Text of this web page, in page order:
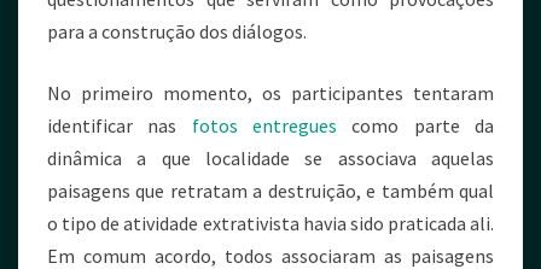
para a construção dos diálogos.
No primeiro momento, os participantes tentaram
identificar nas fotos entregues como parte da
dinâmica a que localidade se associava aquelas
paisagens que retratam a destruição, e também qual
o tipo de atividade extrativista havia sido praticada ali.
Em comum acordo, todos associaram as paisagens